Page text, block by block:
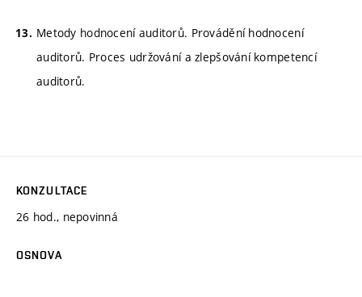
Metody hodnocení auditorů. Provádění hodnocení
auditorů. Proces udržování a zlepšování kompetencí
auditorů.
KONZULTACE
26 hod., nepovinná
OSNOVA